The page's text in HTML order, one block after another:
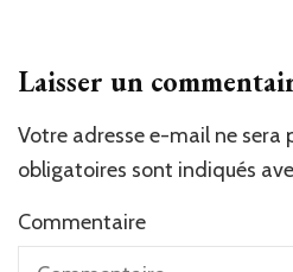
Laisser un
Votre adresse e-mail ne sera
obligatoires sont indiqués
Commentaire